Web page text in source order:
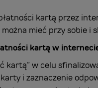
kartą przez
mieć przy sobie
kartą w
kartą” w celu
i zaznaczenie